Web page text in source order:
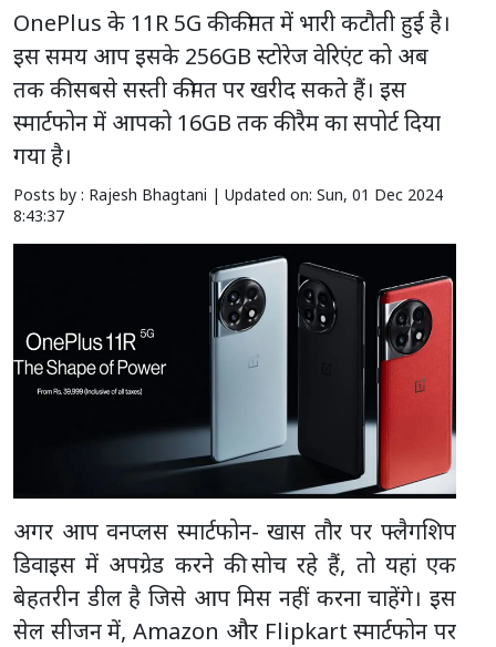
OnePlus के 11R 5G की कीमत में भारी कटौती हुई है।
इस समय आप इसके 256GB स्टोरेज वेरिएंट को अब
तक की सबसे सस्ती कीमत पर खरीद सकते हैं। इस
स्मार्टफोन में आपको 16GB तक की रैम का सपोर्ट दिया
गया है।
Posts by : Rajesh Bhagtani | Updated on: Sun, 01 Dec 2024
8:43:37
अगर आप वनप्लस स्मार्टफोन- खास तौर पर फ्लैगशिप
डिवाइस में अपग्रेड करने की सोच रहे हैं, तो यहां एक
बेहतरीन डील है जिसे आप मिस नहीं करना चाहेंगे। इस
सेल सीजन में, Amazon और Flipkart स्मार्टफोन पर